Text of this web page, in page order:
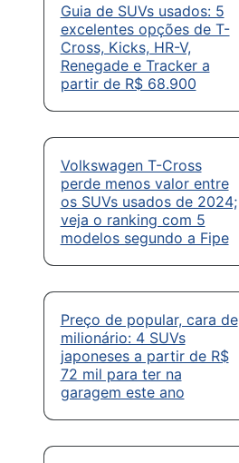
Guia de SUVs usados: 5
excelentes opções de T-
Cross, Kicks, HR-V,
Renegade e Tracker a
partir de R$ 68.900
Volkswagen T-Cross
perde menos valor entre
os SUVs usados de 2024;
veja o ranking com 5
modelos segundo a Fipe
Preço de popular, cara de
milionário: 4 SUVs
japoneses a partir de R$
72 mil para ter na
garagem este ano